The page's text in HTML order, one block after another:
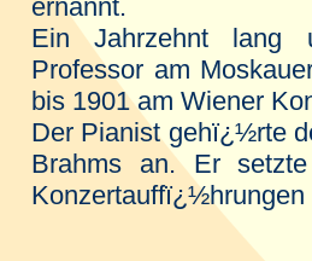
ernannt.
Ein Jahrzehnt lang
Professor am
bis 1901 am Wiener
Der Pianist gehï¿½rte
Brahms an. Er
Konzertauffï¿½hrungen